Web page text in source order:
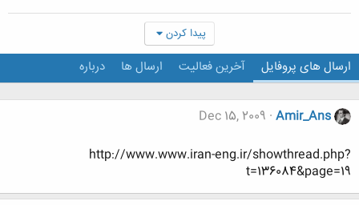
پیدا کردن
ارسال های پروفایل آخرین فعالیت ارسال ها درباره
Amir_Ans
Dec 15, 2009
http://www.www.iran-eng.ir/showthread.php?
t=136084&page=19